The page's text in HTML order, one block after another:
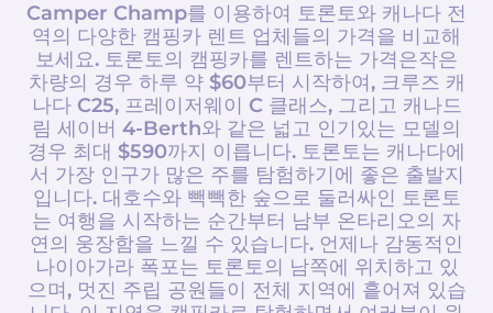
Camper Champ를 이용하여 토론토와 캐나다 전
역의 다양한 캠핑카 렌트 업체들의 가격을 비교해
보세요. 토론토의 캠핑카를 렌트하는 가격은작은
차량의 경우 하루 약 $60부터 시작하여, 크루즈 캐
나다 C25, 프레이저웨이 C 클래스, 그리고 캐나드
림 세이버 4-Berth와 같은 넓고 인기있는 모델의
경우 최대 $590까지 이릅니다. 토론토는 캐나다에
서 가장 인구가 많은 주를 탐험하기에 좋은 출발지
입니다. 대호수와 빽빽한 숲으로 둘러싸인 토론토
는 여행을 시작하는 순간부터 남부 온타리오의 자
연의 웅장함을 느낄 수 있습니다. 언제나 감동적인
나이아가라 폭포는 토론토의 남쪽에 위치하고 있
으며, 멋진 주립 공원들이 전체 지역에 흩어져 있습